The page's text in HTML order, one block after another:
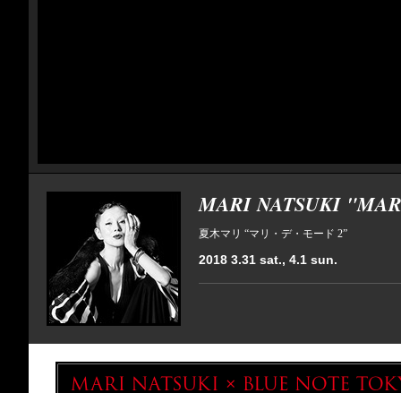
MARI NATSUKI
夏木マリ “マリ・デ・モード 2”
2018 3.31 sat., 4.1 sun.